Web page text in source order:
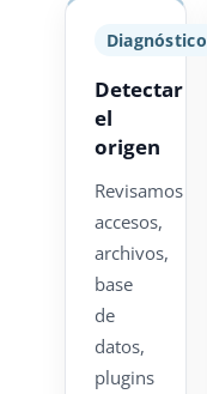
Diagnóstico
Detectar
el
origen
Revisamos
accesos,
archivos,
base
de
datos,
plugins